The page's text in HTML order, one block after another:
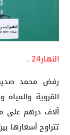
النهار24 .
رفض محمد
القروية
آلاف درهم على
تتراوح أسعارها بين 800 و1500